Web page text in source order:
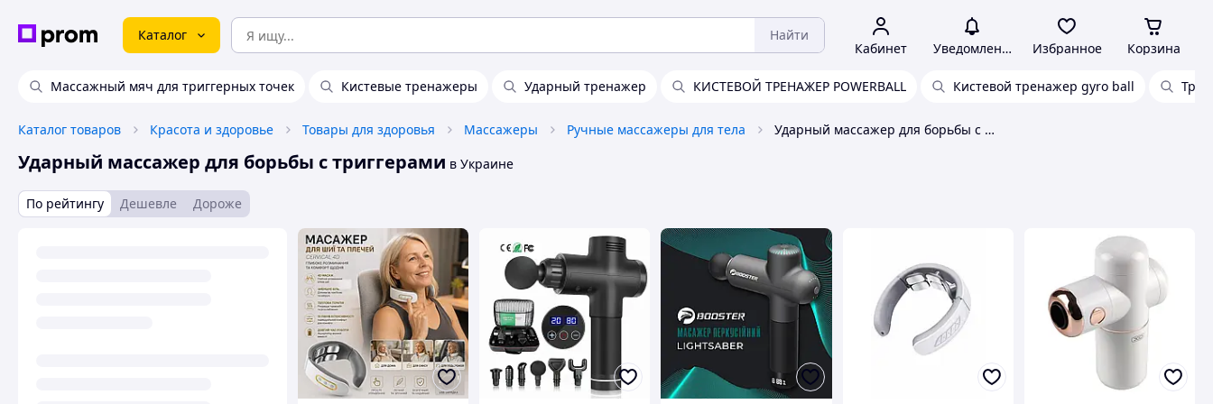
Каталог Найти
Кабинет Уведомления Избранное Корзина
Массажный мяч для триггерных точек Кистевые тренажеры Ударный тренажер КИСТЕВОЙ ТРЕНАЖЕР POWERBALL Кистевой тренажер gyro ball
Каталог товаров Красота и здоровье Товары для здоровья Массажеры Ручные массажеры для тела Ударный массажер для борьбы с триггерами
Ударный массажер для борьбы с триггерами в Украине
По рейтингу Дешевле Дороже